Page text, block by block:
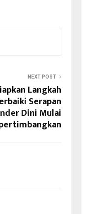
NEXT POST
Langkah
Serapan
Dini Mulai